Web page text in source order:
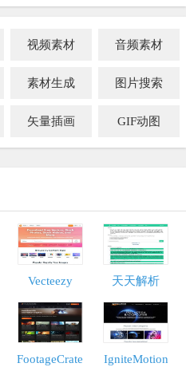
视频素材 音频素材
素材生成 图片搜索
矢量插画 GIF动图
Vecteezy 天天解析
FootageCrate IgniteMotion